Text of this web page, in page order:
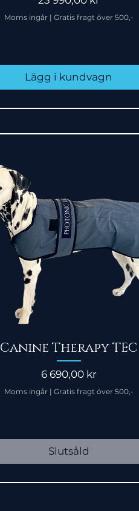
Moms ingår| Gratis fragt över 500,-
Lägg i kundvagn
Snabbvisning
Canine Therapy TEC
Pris
6 690,00 kr
Moms ingår| Gratis fragt över 500,-
Slutsåld